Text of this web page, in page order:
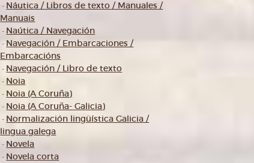
- Náutica / Libros de texto / Manuales /
Manuais
- Naútica / Navegación
- Navegación / Embarcaciones /
Embarcacións
- Navegación / Libro de texto
- Noia
- Noia (A Coruña)
- Noia (A Coruña- Galicia)
- Normalización lingüística Galicia /
lingua galega
- Novela
- Novela corta